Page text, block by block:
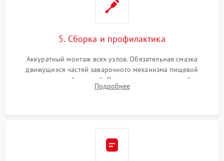
5. Сборка и профилактика
Аккуратный монтаж всех узлов. Обязательная смазка
движущихся частей заварочного механизма пищевой
силиконовой смазкой. Проведение программной
декальцинации и очистки системы от кофейных масел.
Подробнее